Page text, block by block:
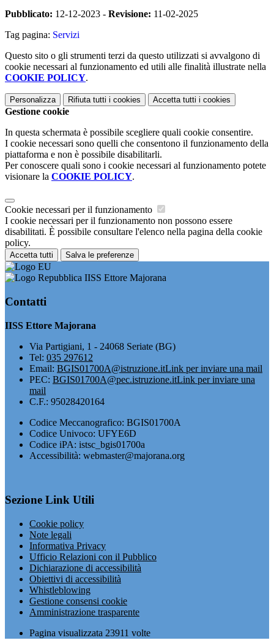
Pubblicato: 12-12-2023 - Revisione: 11-02-2025
Tag pagina: Servizi
Questo sito o gli strumenti terzi da questo utilizzati si avvalgono di
cookie necessari al funzionamento ed utili alle finalità illustrate nella
COOKIE POLICY.
Personalizza Rifiuta tutti i cookies Accetta tutti i cookies
Gestione cookie
In questa schermata è possibile scegliere quali cookie consentire.
I cookie necessari sono quelli che consentono il funzionamento della
piattaforma e non è possibile disabilitarli.
Per conoscere quali sono i cookie necessari al funzionamento potete
visionare la COOKIE POLICY.
Cookie necessari per il funzionamento
I cookie necessari per il funzionamento non possono essere
disabilitati. È possibile consultare l'elenco nella pagina della cookie
policy.
Accetta tutti Salva le preferenze
IISS Ettore Majorana
Contatti
IISS Ettore Majorana
Via Partigiani, 1 - 24068 Seriate (BG)
Tel: 035 297612
Email: BGIS01700A@istruzione.itLink per inviare una mail
PEC: BGIS01700A@pec.istruzione.itLink per inviare una
mail
C.F.: 95028420164
Codice Meccanografico: BGIS01700A
Codice Univoco: UFYE6D
Codice iPA: istsc_bgis01700a
Accessibilità: webmaster@majorana.org
Sezione Link Utili
Cookie policy
Note legali
Informativa Privacy
Ufficio Relazioni con il Pubblico
Dichiarazione di accessibilità
Obiettivi di accessibilità
Whistleblowing
Gestione consensi cookie
Amministrazione trasparente
Pagina visualizzata 23911 volte